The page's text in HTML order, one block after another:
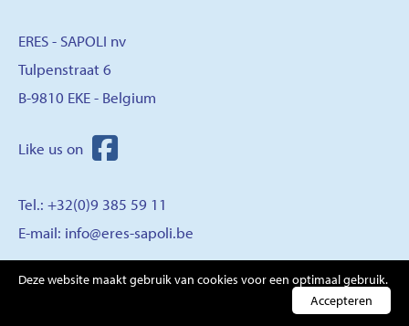
Deze website maakt gebruik van cookies voor een optimaal gebruik.
Accepteren
ERES - SAPOLI nv
Tulpenstraat 6
B-9810 EKE - Belgium
Tel.: +32(0)9 385 59 11
E-mail: info@eres-sapoli.be
CONTACT